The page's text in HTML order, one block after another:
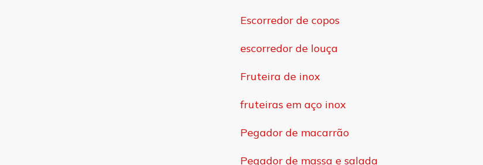
Escorredor de copos
escorredor de louça
Fruteira de inox
fruteiras em aço inox
Pegador de macarrão
Pegador de massa e salada